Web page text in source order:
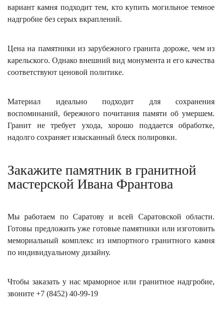
вариант камня подходит тем, кто купить могильное темное
надгробие без серых вкраплений.
Цена на памятники из зарубежного гранита дороже, чем из
карельского. Однако внешний вид монумента и его качества
соответствуют ценовой политике.
Материал идеально подходит для сохранения
воспоминаний, бережного почитания памяти об умершем.
Гранит не требует ухода, хорошо поддается обработке,
надолго сохраняет изысканный блеск полировки.
Закажите памятник в гранитной
мастерской Ивана Франтова
Мы работаем по Саратову и всей Саратовской области.
Готовы предложить уже готовые памятники или изготовить
мемориальный комплекс из импортного гранитного камня
по индивидуальному дизайну.
Чтобы заказать у нас мраморное или гранитное надгробие,
звоните +7 (8452) 40-99-19